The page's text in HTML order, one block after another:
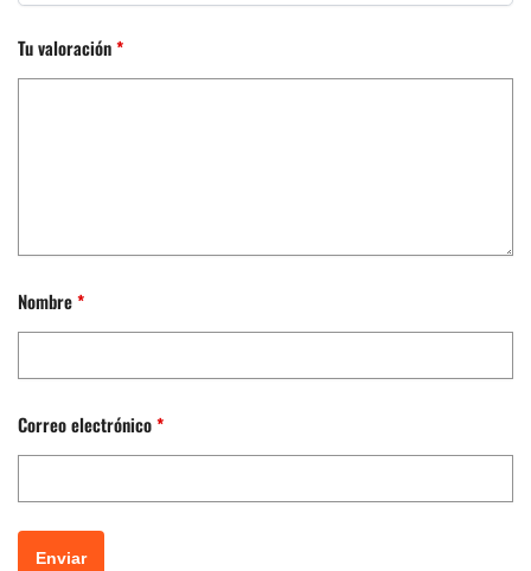
Tu valoración*
Nombre*
Correo electrónico*